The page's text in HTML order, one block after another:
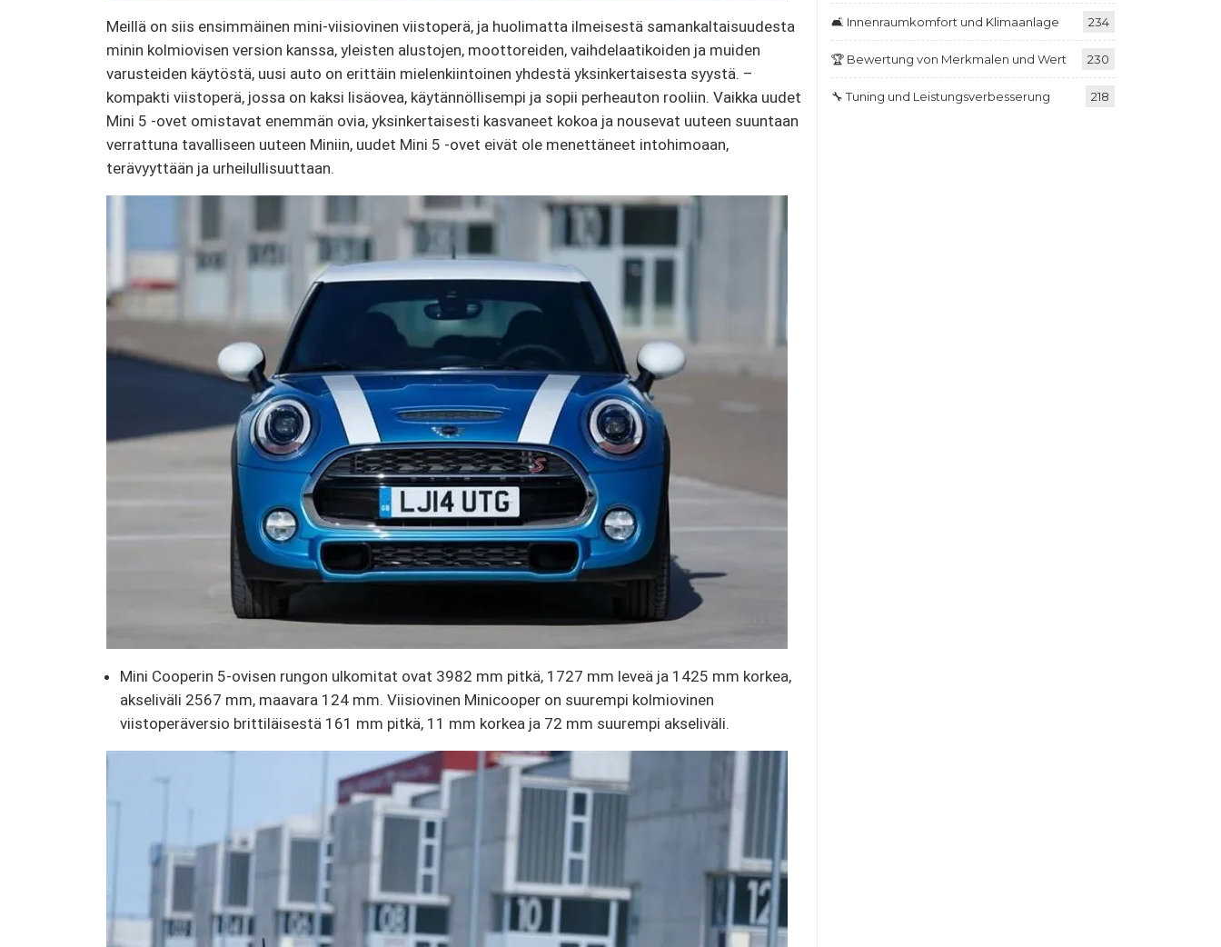
Meillä on siis ensimmäinen mini-viisiovinen viistoperä, ja huolimatta ilmeisestä samankaltaisuudesta
minin kolmiovisen version kanssa, yleisten alustojen, moottoreiden, vaihdelaatikoiden ja muiden
varusteiden käytöstä, uusi auto on erittäin mielenkiintoinen yhdestä yksinkertaisesta syystä. –
kompakti viistoperä, jossa on kaksi lisäovea, käytännöllisempi ja sopii perheauton rooliin. Vaikka uudet
Mini 5 -ovet omistavat enemmän ovia, yksinkertaisesti kasvaneet kokoa ja nousevat uuteen suuntaan
verrattuna tavalliseen uuteen Miniin, uudet Mini 5 -ovet eivät ole menettäneet intohimoaan,
terävyyttään ja urheilullisuuttaan.
Mini Cooperin 5-ovisen rungon ulkomitat ovat 3982 mm pitkä, 1727 mm leveä ja 1425 mm korkea,
akseliväli 2567 mm, maavara 124 mm. Viisiovinen Minicooper on suurempi kolmiovinen
viistoperäversio brittiläisestä 161 mm pitkä, 11 mm korkea ja 72 mm suurempi akseliväli.
🛋️ Innenraumkomfort und Klimaanlage 234
🏆 Bewertung von Merkmalen und Wert 230
🔧 Tuning und Leistungsverbesserung 218